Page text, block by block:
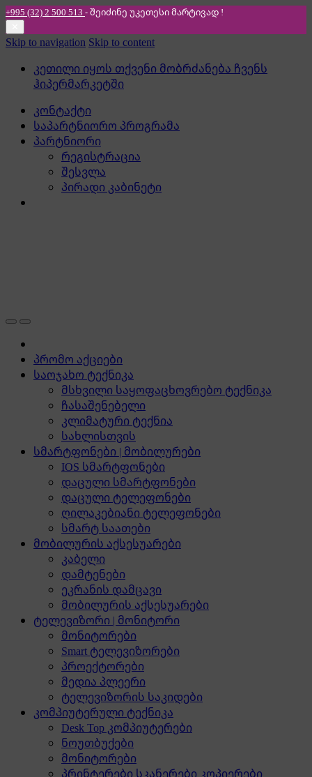
+995 (32) 2 500 513 - შეიძინე უკეთესიმარტივად !
Skip to navigation Skip to content
კეთილი იყოს თქვენი მობრძანება ჩვენს
ჰიპერმარკეტში
კონტაქტი
საპარტნიორო პროგრამა
პარტნიორი
რეგისტრაცია
შესვლა
პირადი კაბინეტი
პრომო აქციები
საოჯახო ტექნიკა
მსხვილი საყოფაცხოვრებო ტექნიკა
ჩასაშენებელი
კლიმატური ტექნია
სახლისთვის
სმარტფონები | მობილურები
IOS სმარტფონები
დაცული სმარტფონები
დაცული ტელეფონები
ღილაკებიანი ტელეფონები
სმარტ საათები
მობილურის აქსესუარები
კაბელი
დამტენები
ეკრანის დამცავი
მობილურის აქსესუარები
ტელევიზორი | მონიტორი
მონიტორები
Smart ტელევიზორები
პროექტორები
მედია პლეერი
ტელევიზორის საკიდები
კომპიუტერული ტექნიკა
Desk Top კომპიუტერები
ნოუთბუქები
მონიტორები
პრინტერები სკანერები კოპიერები